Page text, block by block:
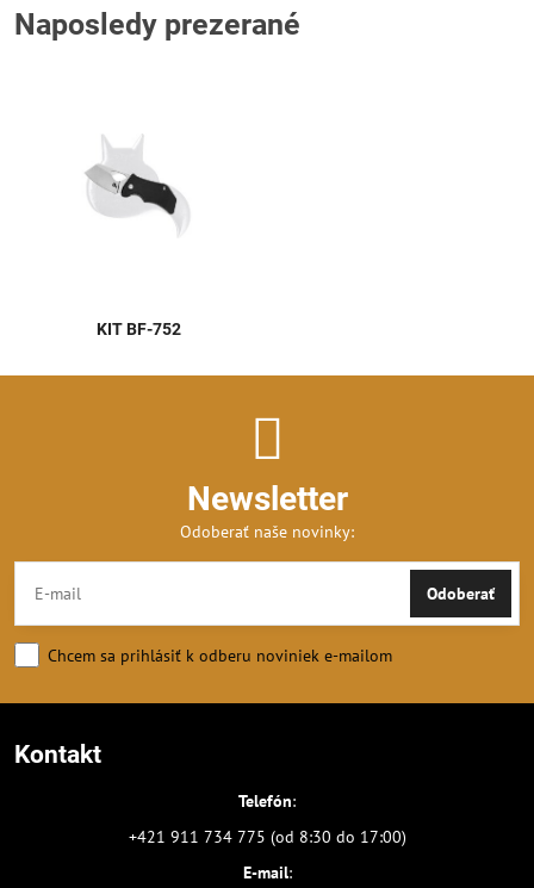
Naposledy prezerané
KIT BF-752
Newsletter
Odoberať naše novinky:
Odoberať
Chcem sa prihlásiť k odberu noviniek e-mailom
Kontakt
Telefón:
+421 911 734 775 (od 8:30 do 17:00)
E-mail: